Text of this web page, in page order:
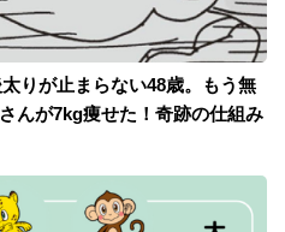
りが止まらない48歳。もう無
んが7kg痩せた！奇跡の仕組み